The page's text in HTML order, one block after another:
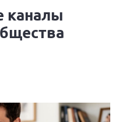
каналы